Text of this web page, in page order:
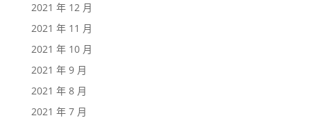
2021 年 12 月
2021 年 11 月
2021 年 10 月
2021 年 9 月
2021 年 8 月
2021 年 7 月